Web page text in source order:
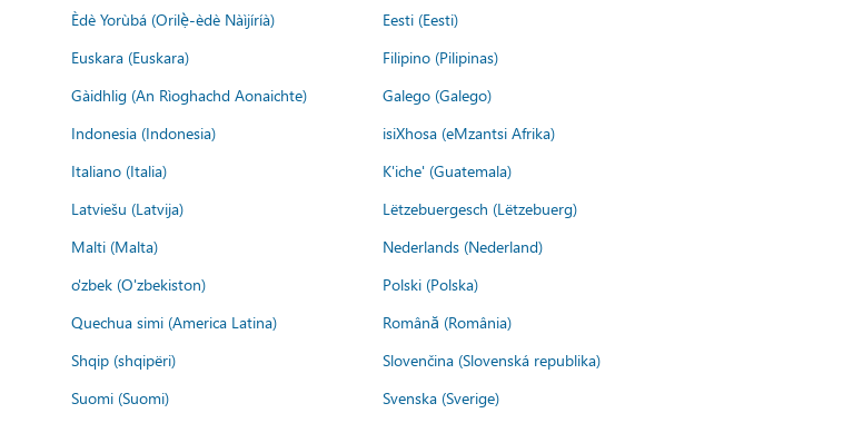
Èdè Yorùbá (Orilẹ̀-èdè Nàìjíríà)
Eesti (Eesti)
Euskara (Euskara)
Filipino (Pilipinas)
Gàidhlig (An Rìoghachd Aonaichte)
Galego (Galego)
Indonesia (Indonesia)
isiXhosa (eMzantsi Afrika)
Italiano (Italia)
K'iche' (Guatemala)
Latviešu (Latvija)
Lëtzebuergesch (Lëtzebuerg)
Malti (Malta)
Nederlands (Nederland)
o'zbek (O'zbekiston)
Polski (Polska)
Quechua simi (America Latina)
Română (România)
Shqip (shqipëri)
Slovenčina (Slovenská republika)
Suomi (Suomi)
Svenska (Sverige)